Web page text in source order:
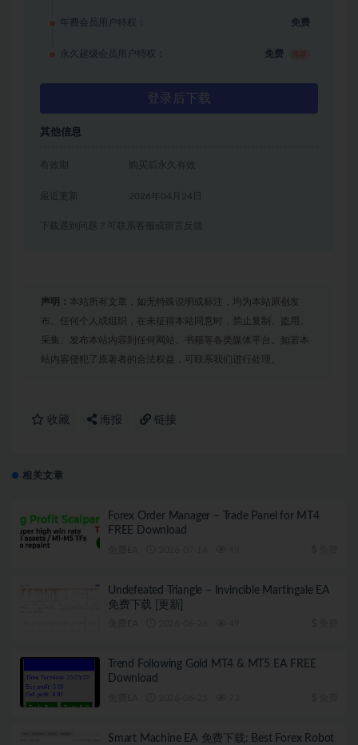
年费会员用户特权： 免费
永久超级会员用户特权： 免费
登录后下载
其他信息
有效期 购买后永久有效
2026年04月24日
下载遇到问题？可联系客服或留言反馈
声明： 本站所有文章，如无特殊说明或标注，均为本站原创发
布。任何个人或组织，在未征得本站同意时，禁止复制、盗用、
采集、发布本站内容到任何网站、书籍等各类媒体平台。如若本
站内容侵犯了原著者的合法权益，可联系我们进行处理。
收藏 海报 链接
相关文章
Forex Order Manager – Trade Panel for MT4
FREE Download
Undefeated Triangle – Invincible Martingale EA
免费下载 [更新]
Trend Following Gold MT4 & MT5 EA FREE
Download
Smart Machine EA 免费下载: Best Forex Robot